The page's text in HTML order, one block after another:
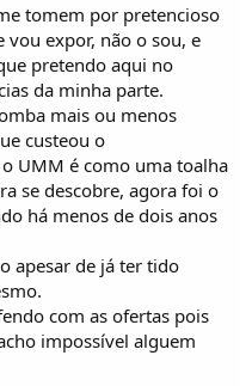
tomem por pretencioso
expor, não o sou, e
pretendo aqui no
da minha parte.
mais ou menos
custeou o
UMM é como uma toalha
se descobre, agora foi o
há menos de dois anos
apesar de já ter tido
com as ofertas pois
impossível alguem